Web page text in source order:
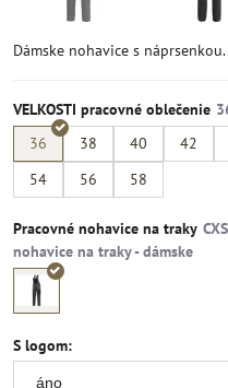
Dámske nohavice s náprsenkou.
VELKOSTI pracovné oblečenie
36
38 40 42
54
56 58
Pracovné nohavice na traky
S logom: